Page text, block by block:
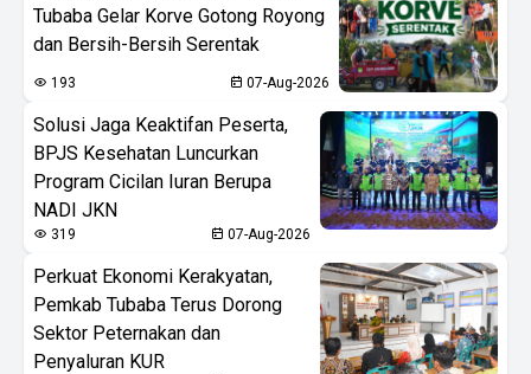
Tubaba Gelar Korve Gotong Royong
dan Bersih-Bersih Serentak
193 07-Aug-2026
Solusi Jaga Keaktifan Peserta,
BPJS Kesehatan Luncurkan
Program Cicilan Iuran Berupa
NADI JKN
319 07-Aug-2026
Perkuat Ekonomi Kerakyatan,
Pemkab Tubaba Terus Dorong
Sektor Peternakan dan
Penyaluran KUR